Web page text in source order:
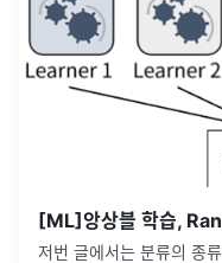
[ML]앙상블 학습,
저번 글에서는 분류의 종